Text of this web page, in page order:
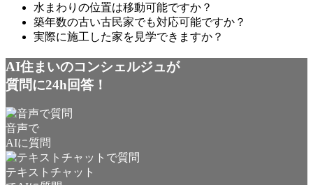
水まわりの位置は移動可能ですか？
築年数の古い古民家でも対応可能ですか？
実際に施工した家を見学できますか？
AI住まいのコンシェルジュが
質問に24h回答！
音声で
AIに質問
テキストチャット